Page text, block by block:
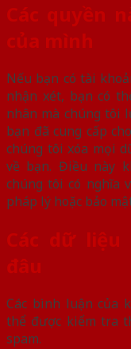
Các quyền
của mình
Nếu bạn có tài
nhận xét, bạn có
nhân mà chúng tôi
bạn đã cung cấp
chúng tôi xóa mọi
về bạn. Điều này
chúng tôi có nghĩa
pháp lý hoặc bảo
Các dữ
đâu
Các bình luận của
thể được kiểm tra
spam.